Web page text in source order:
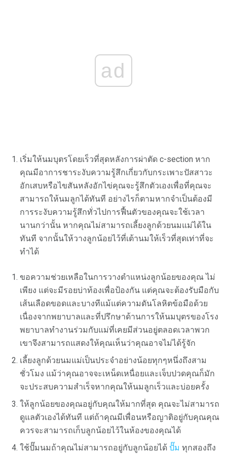
ad
เริ่มให้นมบุตรโดยเร็วที่สุดหลังการผ่าตัด c-section หาก
คุณมีอาการชาระงับความรู้สึกเกี่ยวกับกระเพาะปัสสาวะ
อักเสบหรือไขสันหลังอักไข่คุณจะรู้สึกตัวเองเพื่อที่คุณจะ
สามารถให้นมลูกได้ทันที อย่างไรก็ตามหากจำเป็นต้องมี
การระงับความรู้สึกทั่วไปการฟื้นตัวของคุณจะใช้เวลา
นานกว่านั้น หากคุณไม่สามารถเลี้ยงลูกด้วยนมแม่ได้ใน
ทันที จากนั้นให้วางลูกน้อยไว้ที่เต้านมให้เร็วที่สุดเท่าที่จะ
ทำได้
ขอความช่วยเหลือในการวางตำแหน่งลูกน้อยของคุณ ไม่
เพียง แต่จะมีรอยบ่าท้องเพื่อป้องกัน แต่คุณจะต้องรับมือกับ
เส้นเลือดขอดและบางทีแม้แต่ความดันโลหิตข้อมือด้วย
เนื่องจากพยาบาลและที่ปรึกษาด้านการให้นมบุตรของโรง
พยาบาลทำงานร่วมกับแม่ที่เคยมีส่วนอยู่ตลอดเวลาพวก
เขาจึงสามารถแสดงให้คุณเห็นว่าคุณอาจไม่ได้รู้จัก
เลี้ยงลูกด้วยนมแม่เป็นประจำอย่างน้อยทุกๆหนึ่งถึงสาม
ชั่วโมง แม้ว่าคุณอาจจะเหน็ดเหนื่อยและเจ็บปวดคุณก็มัก
จะประสบความสำเร็จหากคุณให้นมลูกเร็วและบ่อยครั้ง
ให้ลูกน้อยของคุณอยู่กับคุณให้มากที่สุด คุณจะไม่สามารถ
ดูแลตัวเองได้ทันที แต่ถ้าคุณมีเพื่อนหรือญาติอยู่กับคุณคุณ
ควรจะสามารถเก็บลูกน้อยไว้ในห้องของคุณได้
ใช้ปั๊มนมถ้าคุณไม่สามารถอยู่กับลูกน้อยได้ ปั๊ม ทุกสองถึง